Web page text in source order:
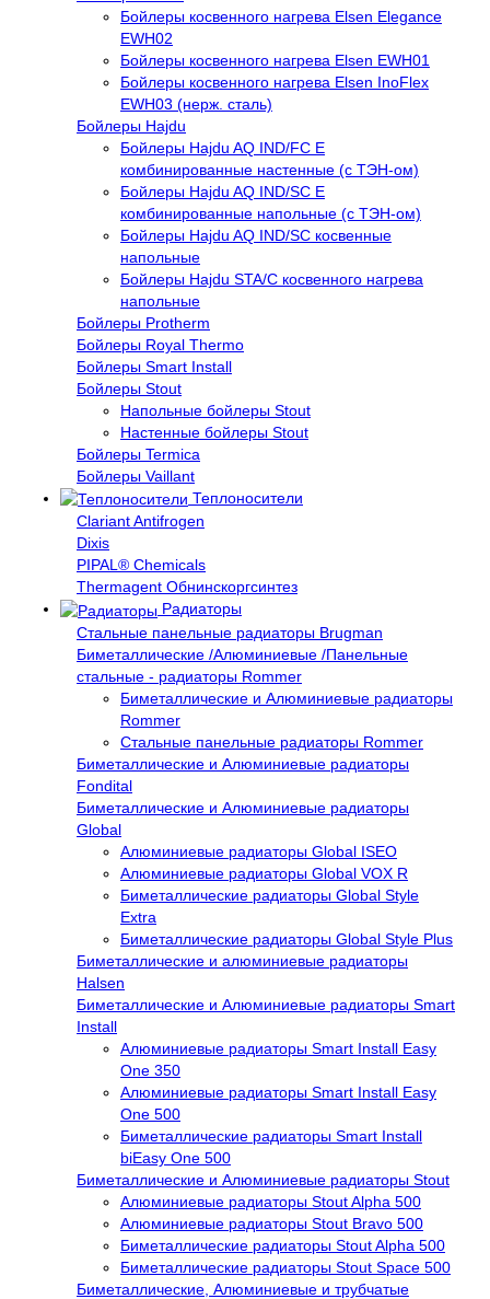
Бойлеры косвенного нагрева Elsen Elegance
EWH02
Бойлеры косвенного нагрева Elsen EWH01
Бойлеры косвенного нагрева Elsen InoFlex
EWH03 (нерж. сталь)
Бойлеры Hajdu
Бойлеры Hajdu AQ IND/FC E
комбинированные настенные (с ТЭН-ом)
Бойлеры Hajdu AQ IND/SC E
комбинированные напольные (с ТЭН-ом)
Бойлеры Hajdu AQ IND/SC косвенные
напольные
Бойлеры Hajdu STA/C косвенного нагрева
напольные
Бойлеры Protherm
Бойлеры Royal Thermo
Бойлеры Smart Install
Бойлеры Stout
Напольные бойлеры Stout
Настенные бойлеры Stout
Бойлеры Termica
Бойлеры Vaillant
Теплоносители
Clariant Antifrogen
Dixis
PIPAL® Chemicals
Thermagent Обнинскоргсинтез
Радиаторы
Стальные панельные радиаторы Brugman
Биметаллические /Алюминиевые /Панельные
стальные - радиаторы Rommer
Биметаллические и Алюминиевые радиаторы
Rommer
Стальные панельные радиаторы Rommer
Биметаллические и Алюминиевые радиаторы
Fondital
Биметаллические и Алюминиевые радиаторы
Global
Алюминиевые радиаторы Global ISEO
Алюминиевые радиаторы Global VOX R
Биметаллические радиаторы Global Style
Extra
Биметаллические радиаторы Global Style Plus
Биметаллические и алюминиевые радиаторы
Halsen
Биметаллические и Алюминиевые радиаторы Smart
Install
Алюминиевые радиаторы Smart Install Easy
One 350
Алюминиевые радиаторы Smart Install Easy
One 500
Биметаллические радиаторы Smart Install
biEasy One 500
Биметаллические и Алюминиевые радиаторы Stout
Алюминиевые радиаторы Stout Alpha 500
Алюминиевые радиаторы Stout Bravo 500
Биметаллические радиаторы Stout Alpha 500
Биметаллические радиаторы Stout Space 500
Биметаллические, Алюминиевые и трубчатые